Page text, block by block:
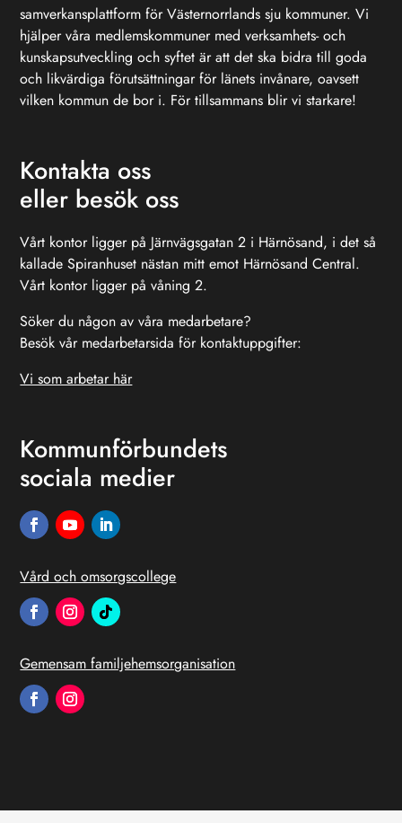
samverkansplattform för Västernorrlands sju kommuner. Vi
hjälper våra medlemskommuner med verksamhets- och
kunskapsutveckling och syftet är att det ska bidra till goda
och likvärdiga förutsättningar för länets invånare, oavsett
vilken kommun de bor i. För tillsammans blir vi starkare!
Kontakta oss
eller besök oss
Vårt kontor ligger på Järnvägsgatan 2 i Härnösand, i det så
kallade Spiranhuset nästan mitt emot Härnösand Central.
Vårt kontor ligger på våning 2.
Söker du någon av våra medarbetare?
Besök vår medarbetarsida för kontaktuppgifter:
Vi som arbetar här
Kommunförbundets
sociala medier
Vård och omsorgscollege
Gemensam familjehemsorganisation